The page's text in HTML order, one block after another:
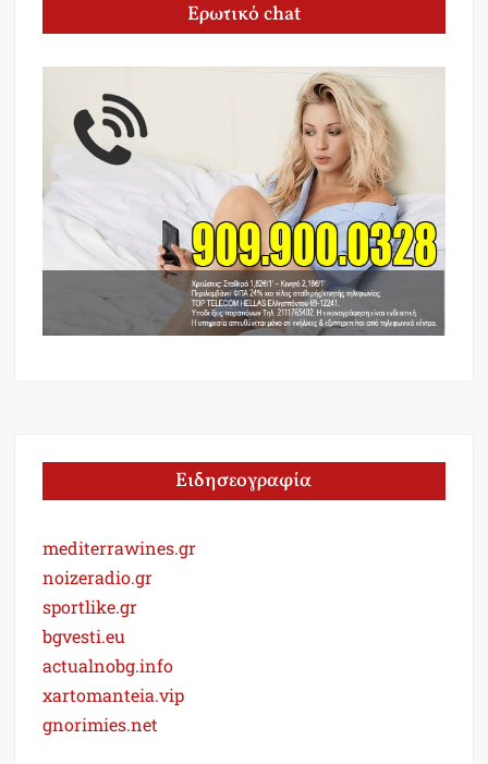
Ερωτικό chat
Ειδησεογραφία
mediterrawines.gr
noizeradio.gr
sportlike.gr
bgvesti.eu
actualnobg.info
xartomanteia.vip
gnorimies.net